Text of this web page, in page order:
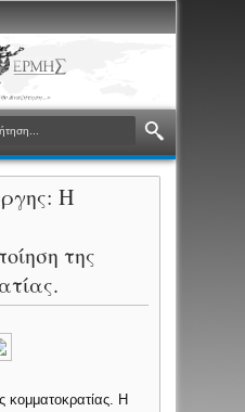
Η
της
κομματοκρατίας. Η